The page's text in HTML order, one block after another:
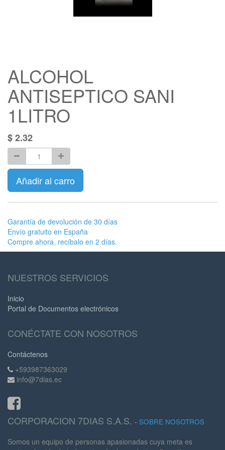
ALCOHOL
ANTISEPTICO SANI
1LITRO
$2.32
Añadir al carro
Garantía de devolución de 30 días
Envío gratuito en España
Compre ahora, recíbalo en 2 días.
NUESTROS SERVICIOS
Inicio
Portal de Documentos electrónicos
CONÉCTATE CON NOSOTROS
Contáctenos
+593987363029
info@7dias.ec
CORPORACION 7DIAS S.A.S. - SOBRE NOSOTROS
Somos un equipo de personas apasionadas cuya meta es